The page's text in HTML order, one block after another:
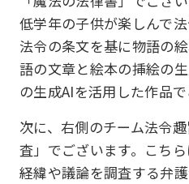
低学年の子供が楽しんで
法令の条文を基に物語の
語の文章と絵本の挿絵の
の生成AIを活用した作品で
次に、右側のチーム法令
査」でございます。こち
経緯や議論を調査する弁